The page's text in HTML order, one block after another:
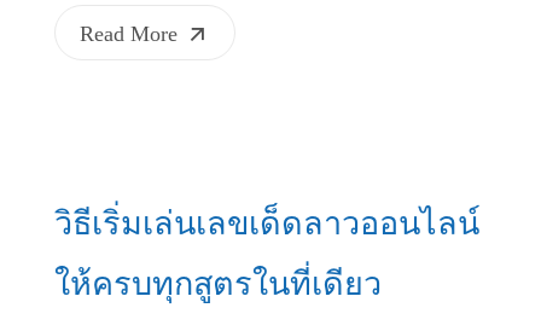
Read More
วิธีเริ่มเล่นเลขเด็ดลาวออนไลน์
ให้ครบทุกสูตรในที่เดียว